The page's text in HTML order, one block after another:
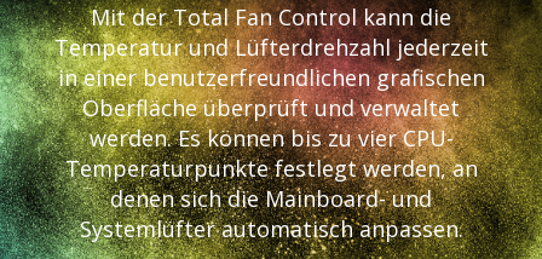
Mit der Total Fan Control kann die
Temperatur und Lüfterdrehzahl jederzeit
in einer benutzerfreundlichen grafischen
Oberfläche überprüft und verwaltet
werden. Es können bis zu vier CPU-
Temperaturpunkte festlegt werden, an
denen sich die Mainboard- und
Systemlüfter automatisch anpassen.